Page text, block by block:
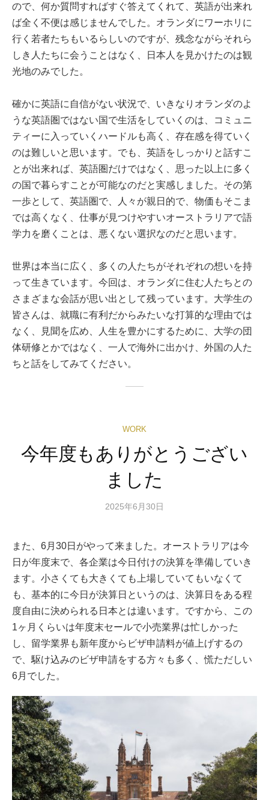
ので、何か質問すればすぐ答えてくれて、英語が出来れ
ば全く不便は感じませんでした。オランダにワーホリに
行く若者たちもいるらしいのですが、残念ながらそれら
しき人たちに会うことはなく、日本人を見かけたのは観
光地のみでした。
確かに英語に自信がない状況で、いきなりオランダのよ
うな英語圏ではない国で生活をしていくのは、コミュニ
ティーに入っていくハードルも高く、存在感を得ていく
のは難しいと思います。でも、英語をしっかりと話すこ
とが出来れば、英語圏だけではなく、思った以上に多く
の国で暮らすことが可能なのだと実感しました。その第
一歩として、英語圏で、人々が親日的で、物価もそこま
では高くなく、仕事が見つけやすいオーストラリアで語
学力を磨くことは、悪くない選択なのだと思います。
世界は本当に広く、多くの人たちがそれぞれの想いを持
って生きています。今回は、オランダに住む人たちとの
さまざまな会話が思い出として残っています。大学生の
皆さんは、就職に有利だからみたいな打算的な理由では
なく、見聞を広め、人生を豊かにするために、大学の団
体研修とかではなく、一人で海外に出かけ、外国の人た
ちと話をしてみてください。
WORK
今年度もありがとうござい
ました
2025年6月30日
また、6月30日がやって来ました。オーストラリアは今
日が年度末で、各企業は今日付けの決算を準備していき
ます。小さくても大きくても上場していてもいなくて
も、基本的に今日が決算日というのは、決算日をある程
度自由に決められる日本とは違います。ですから、この
1ヶ月くらいは年度末セールで小売業界は忙しかった
し、留学業界も新年度からビザ申請料が値上げするの
で、駆け込みのビザ申請をする方々も多く、慌ただしい
6月でした。